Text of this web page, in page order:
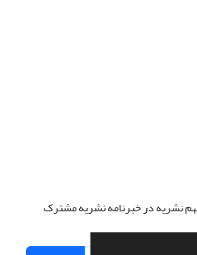
نشریه در خبرنامه نشریه مشترک